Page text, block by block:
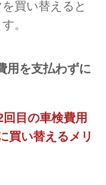
買い替えると
。
用を支払わずに
目の車検費用
買い替えるメリ